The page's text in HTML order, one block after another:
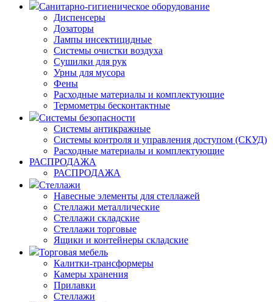
Санитарно-гигиеническое оборудование
Диспенсеры
Дозаторы
Лампы инсектицидные
Системы очистки воздуха
Сушилки для рук
Урны для мусора
Фены
Расходные материалы и комплектующие
Термометры бесконтактные
Системы безопасности
Системы антикражные
Системы контроля и управления доступом (СКУД)
Расходные материалы и комплектующие
РАСПРОДАЖА
РАСПРОДАЖА
Стеллажи
Навесные элементы для стеллажей
Стеллажи металлические
Стеллажи складские
Стеллажи торговые
Ящики и контейнеры складские
Торговая мебель
Калитки-трансформеры
Камеры хранения
Прилавки
Стеллажи